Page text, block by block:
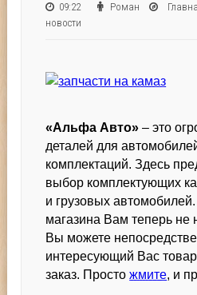
09:22 Роман
новости
«Альфа Авто» – это
деталей для
комплектаций. Здесь
выбор комплектующих
и грузовых
магазина Вам теперь не
Вы можете
интересующий Вас
заказ. Простожмите, и